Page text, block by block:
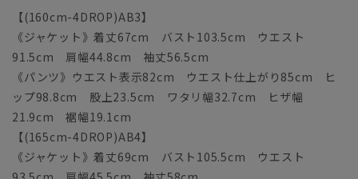
【(160cm-4DROP)AB3】
《ジャケット》着丈67cm バスト103.5cm ウエスト
91.5cm 肩幅44.8cm 袖丈56.5cm
《パンツ》ウエスト表示82cm ウエスト仕上がり85cm ヒ
ップ98.8cm 股上23.5cm ワタリ幅32.7cm ヒザ幅
21.9cm 裾幅19.1cm
【(165cm-4DROP)AB4】
《ジャケット》着丈69cm バスト105.5cm ウエスト